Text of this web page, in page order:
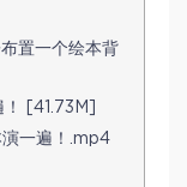
置一个绘本背
[41.73M]
一遍！.mp4